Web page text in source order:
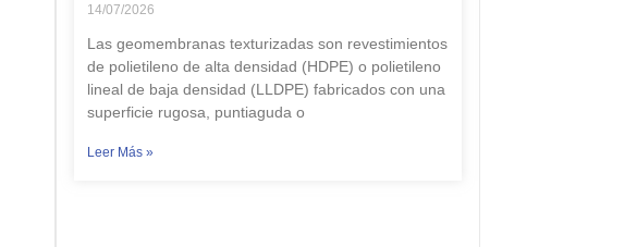
14/07/2026
Las geomembranas texturizadas son revestimientos
de polietileno de alta densidad (HDPE) o polietileno
lineal de baja densidad (LLDPE) fabricados con una
superficie rugosa, puntiaguda o
Leer Más »